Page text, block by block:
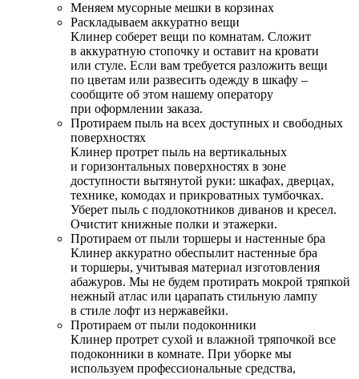
Меняем мусорные мешки в корзинах
Раскладываем аккуратно вещи
Клинер соберет вещи по комнатам. Сложит
в аккуратную стопочку и оставит на кровати
или стуле. Если вам требуется разложить вещи
по цветам или развесить одежду в шкафу –
сообщите об этом нашему оператору
при оформлении заказа.
Протираем пыль на всех доступных и свободных
поверхностях
Клинер протрет пыль на вертикальных
и горизонтальных поверхностях в зоне
доступности вытянутой руки: шкафах, дверцах,
технике, комодах и прикроватных тумбочках.
Уберет пыль с подлокотников диванов и кресел.
Очистит книжные полки и этажерки.
Протираем от пыли торшеры и настенные бра
Клинер аккуратно обеспылит настенные бра
и торшеры, учитывая материал изготовления
абажуров. Мы не будем протирать мокрой тряпкой
нежный атлас или царапать стильную лампу
в стиле лофт из нержавейки.
Протираем от пыли подоконники
Клинер протрет сухой и влажной тряпочкой все
подоконники в комнате. При уборке мы
используем профессиональные средства,